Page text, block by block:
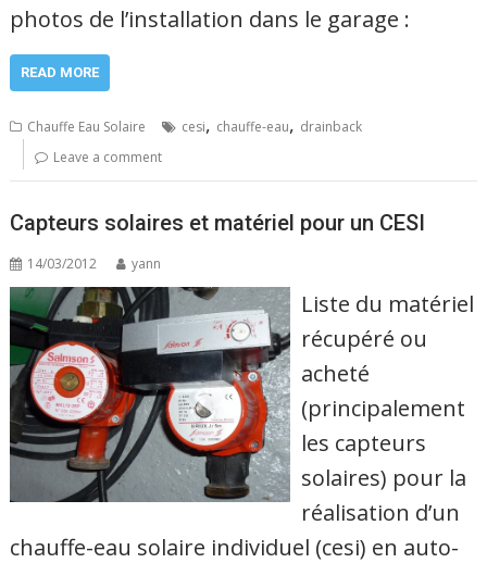
photos de l’installation dans le garage :
READ MORE
Chauffe Eau Solaire cesi, chauffe-eau, drainback
Leave a comment
Capteurs solaires et matériel pour un CESI
14/03/2012 yann
Liste du matériel
récupéré ou
acheté
(principalement
les capteurs
solaires) pour la
réalisation d’un
chauffe-eau solaire individuel (cesi) en auto-